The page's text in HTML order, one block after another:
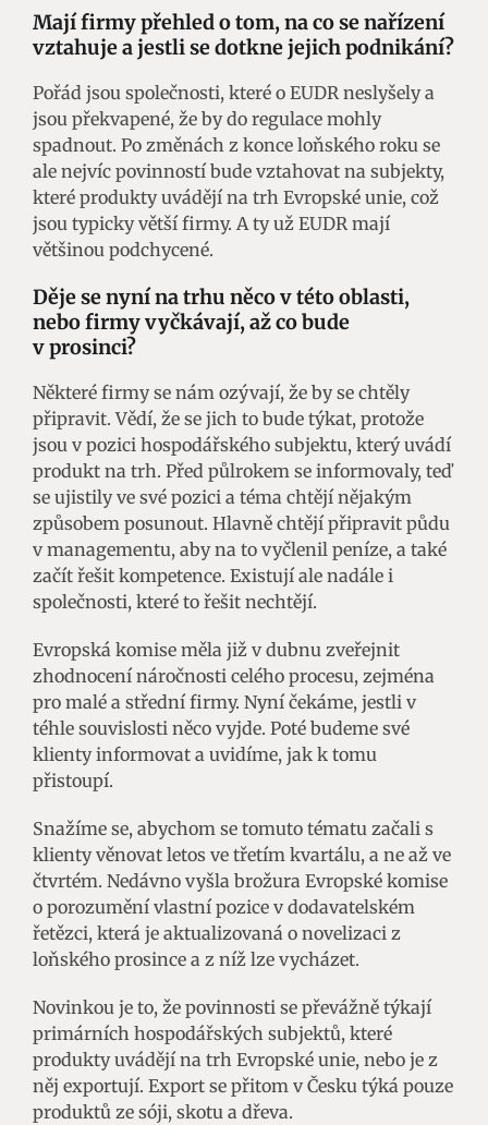
Mají firmy přehled o tom, na co se nařízení
vztahuje a jestli se dotkne jejich podnikání?
Pořád jsou společnosti, které o EUDR neslyšely a
jsou překvapené, že by do regulace mohly
spadnout. Po změnách z konce loňského roku se
ale nejvíc povinností bude vztahovat na subjekty,
které produkty uvádějí na trh Evropské unie, což
jsou typicky větší firmy. A ty už EUDR mají
většinou podchycené.
Děje se nyní na trhu něco v této oblasti,
nebo firmy vyčkávají, až co bude
v prosinci?
Některé firmy se nám ozývají, že by se chtěly
připravit. Vědí, že se jich to bude týkat, protože
jsou v pozici hospodářského subjektu, který uvádí
produkt na trh. Před půlrokem se informovaly, teď
se ujistily ve své pozici a téma chtějí nějakým
způsobem posunout. Hlavně chtějí připravit půdu
v managementu, aby na to vyčlenil peníze, a také
začít řešit kompetence. Existují ale nadále i
společnosti, které to řešit nechtějí.
Evropská komise měla již v dubnu zveřejnit
zhodnocení náročnosti celého procesu, zejména
pro malé a střední firmy. Nyní čekáme, jestli v
téhle souvislosti něco vyjde. Poté budeme své
klienty informovat a uvidíme, jak k tomu
přistoupí.
Snažíme se, abychom se tomuto tématu začali s
klienty věnovat letos ve třetím kvartálu, a ne až ve
čtvrtém. Nedávno vyšla brožura Evropské komise
o porozumění vlastní pozice v dodavatelském
řetězci, která je aktualizovaná o novelizaci z
loňského prosince a z níž lze vycházet.
Novinkou je to, že povinnosti se převážně týkají
primárních hospodářských subjektů, které
produkty uvádějí na trh Evropské unie, nebo je z
něj exportují. Export se přitom v Česku týká pouze
produktů ze sóji, skotu a dřeva.